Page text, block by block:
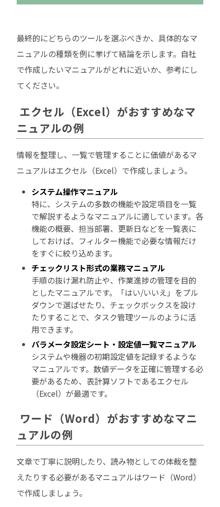
最終的にどちらのツールを選ぶべきか、具体的なマ
ニュアルの種類を例に挙げて結論を示します。自社
で作成したいマニュアルがどれに近いか、参考にし
てください。
エクセル（Excel）がおすすめなマ
ニュアルの例
情報を整理し、一覧で管理することに価値があるマ
ニュアルはエクセル（Excel）で作成しましょう。
システム操作マニュアル
特に、システムの多数の機能や設定項目を一覧
で解説するようなマニュアルに適しています。各
機能の概要、担当部署、更新日などを一覧表に
しておけば、フィルター機能で必要な情報だけ
をすぐに絞り込めます。
チェックリスト形式の業務マニュアル
手順の抜け漏れ防止や、作業進捗の管理を目的
としたマニュアルです。「はい/いいえ」をプル
ダウンで選ばせたり、チェックボックスを設け
たりすることで、タスク管理ツールのように活
用できます。
パラメータ設定シート・設定値一覧マニュアル
システムや機器の初期設定値を記録するような
マニュアルです。数値データを正確に管理する必
要があるため、表計算ソフトであるエクセル
（Excel）が最適です。
ワード（Word）がおすすめなマニ
ュアルの例
文章で丁寧に説明したり、読み物としての体裁を整
えたりする必要があるマニュアルはワード（Word）
で作成しましょう。